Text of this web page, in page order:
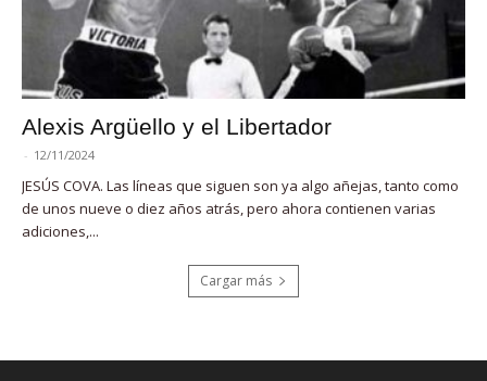
Alexis Argüello y el Libertador
- 12/11/2024
JESÚS COVA. Las líneas que siguen son ya algo añejas, tanto como
de unos nueve o diez años atrás, pero ahora contienen varias
adiciones,...
Cargar más